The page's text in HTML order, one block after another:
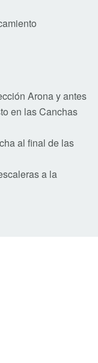
Arona y antes
en las Canchas
al final de las
a la